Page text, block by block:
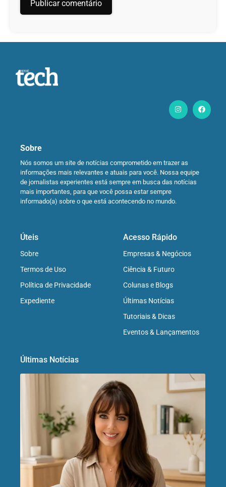
Sobre
Nós somos um site de notícias comprometido em trazer as
informações mais relevantes e atuais para você. Nossa equipe
de jornalistas experientes está sempre em busca das notícias
mais importantes, para que você possa estar sempre
informado(a) sobre o que está acontecendo no mundo.
Úteis
Sobre
Termos de Uso
Política de Privacidade
Expediente
Acesso Rápido
Empresas & Negócios
Ciência & Futuro
Colunas e Blogs
Últimas Notícias
Tutoriais & Dicas
Eventos & Lançamentos
Últimas Notícias